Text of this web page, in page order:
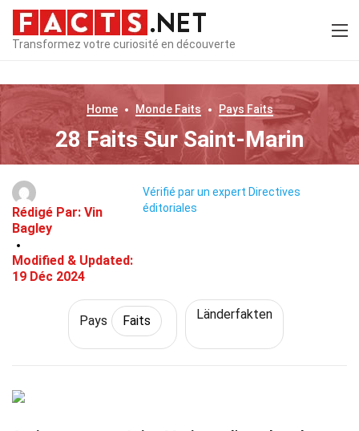
Transformez votre curiosité en découverte
Home MondeFaits Pays Faits
28 Faits Sur Saint-Marin
Rédigé Par: Vin
Bagley
Modified & Updated:
19 Déc 2024
Vérifié par un expert Directives
éditoriales
Pays Faits Länderfakten